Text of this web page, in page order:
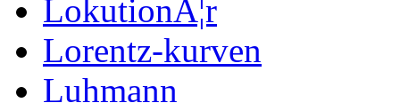
LokutionÃ¦r
Lorentz-kurven
Luhmann